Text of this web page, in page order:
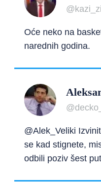
Oće neko na
narednih godina.
@Alek_Veliki
se kad stignete,
odbili poziv šest